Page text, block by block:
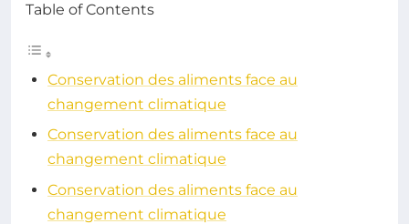
Table of Contents
Conservation des aliments face au
changement climatique
Conservation des aliments face au
changement climatique
Conservation des aliments face au
changement climatique